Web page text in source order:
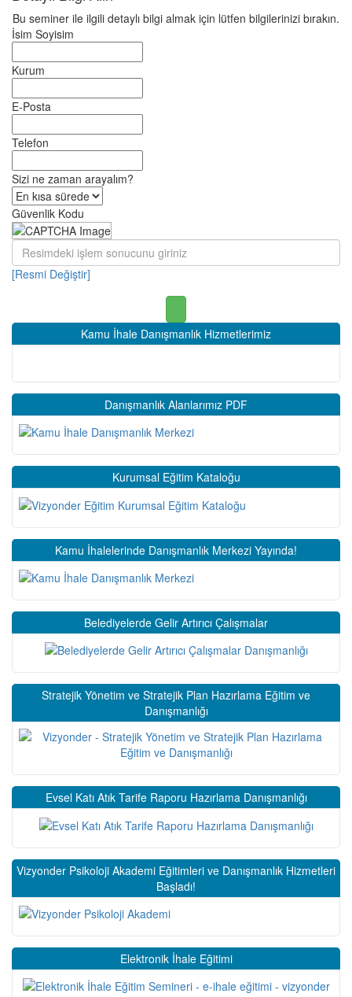
Bu seminer ile ilgili detaylı bilgi almak için lütfen bilgilerinizi bırakın.
İsim Soyisim
Kurum
E-Posta
Telefon
Sizi ne zaman arayalım?
Güvenlik Kodu
[Resmi Değiştir]
Kamu İhale Danışmanlık Hizmetlerimiz
Danışmanlık Alanlarımız PDF
Kurumsal Eğitim Kataloğu
Kamu İhalelerinde Danışmanlık Merkezi Yayında!
Belediyelerde Gelir Artırıcı Çalışmalar
Stratejik Yönetim ve Stratejik Plan Hazırlama Eğitim ve
Danışmanlığı
Evsel Katı Atık Tarife Raporu Hazırlama Danışmanlığı
Vizyonder Psikoloji Akademi Eğitimleri ve Danışmanlık Hizmetleri
Başladı!
Elektronik İhale Eğitimi